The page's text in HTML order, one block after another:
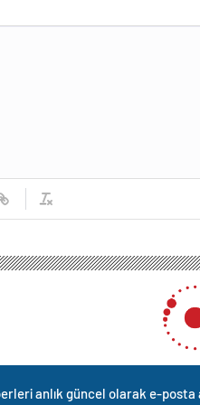
Mağduru Sağlık Personeli Şerife
Verdi’